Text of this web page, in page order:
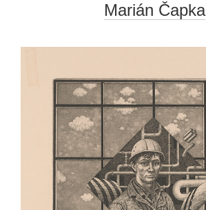
Marián Čapka